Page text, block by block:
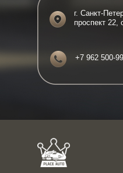
г. Санкт-
проспект 22,
+7 962 500-